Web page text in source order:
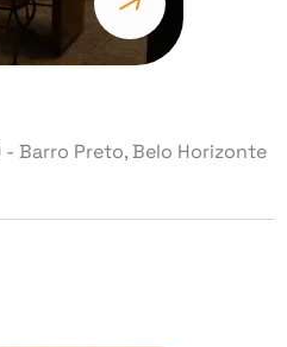
- Barro Preto, Belo Horizonte